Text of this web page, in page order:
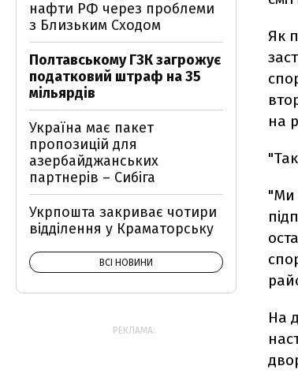
Як
на
"Ми
На
нафти РФ через проблеми
з Близьким Сходом
Полтавському ГЗК загрожує
податковий штраф на 35
мільярдів
Україна має пакет
пропозицій для
азербайджанських
партнерів – Сибіга
Укрпошта закриває чотири
відділення у Краматорську
ВСІ НОВИНИ
РЕКЛАМА: